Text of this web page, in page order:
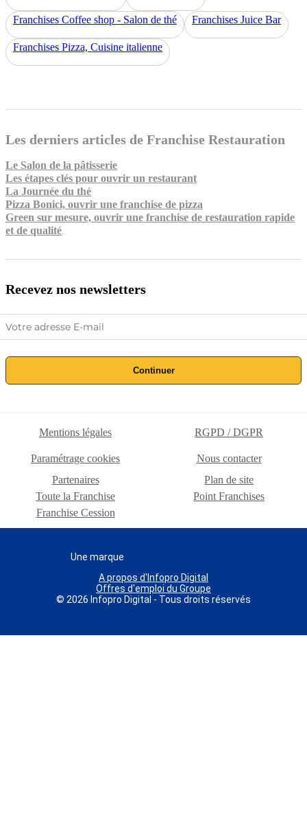
Franchises Coffee shop - Salon de thé Franchises Juice Bar
Franchises Pizza, Cuisine italienne
Les derniers articles de Franchise Restauration
Le Salon de la pâtisserie
Les étapes clés pour ouvrir un restaurant
La Journée du thé
Pizza Bonici, ouvrir une franchise de pizza
Green sur mesure, ouvrir une franchise de restauration rapide
et de qualité
Recevez nos newsletters
Continuer
Mentions légales RGPD / DGPR
Paramétrage cookies
Nous contacter
Partenaires
Plan de site
Toute la Franchise
Point Franchises
Franchise Cession
Une marque
A propos d'Infopro Digital
Offres d'emploi du Groupe
© 2026 Infopro Digital - Tous droits réservés